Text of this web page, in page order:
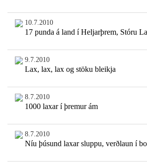
10.7.2010
17 punda á land í Heljarþrem, Stóru
9.7.2010
Lax, lax, lax og stöku bleikja
8.7.2010
1000 laxar í þremur ám
8.7.2010
Níu þúsund laxar sluppu, verðlaun í